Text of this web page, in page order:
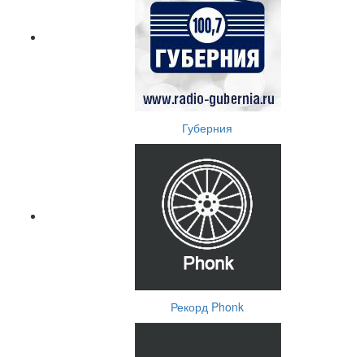
Губерния
Рекорд Phonk